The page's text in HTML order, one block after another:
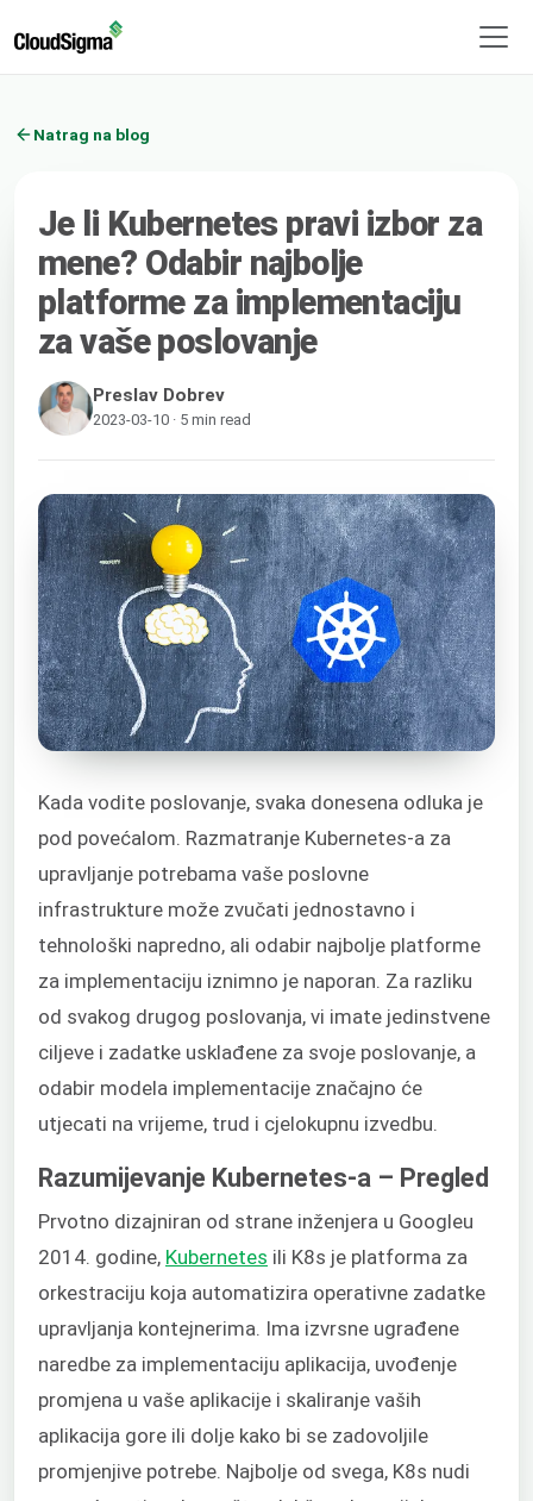
Natrag na blog
Je li Kubernetes pravi izbor za
mene? Odabir najbolje
platforme za implementaciju
za vaše poslovanje
Preslav Dobrev
2023-03-10 · 5 min read
Kada vodite poslovanje, svaka donesena odluka je
pod povećalom. Razmatranje Kubernetes-a za
upravljanje potrebama vaše poslovne
infrastrukture može zvučati jednostavno i
tehnološki napredno, ali odabir najbolje platforme
za implementaciju iznimno je naporan. Za razliku
od svakog drugog poslovanja, vi imate jedinstvene
ciljeve i zadatke usklađene za svoje poslovanje, a
odabir modela implementacije značajno će
utjecati na vrijeme, trud i cjelokupnu izvedbu.
Razumijevanje Kubernetes-a – Pregled
Prvotno dizajniran od strane inženjera u Googleu
2014. godine, Kubernetes ili K8s je platforma za
orkestraciju koja automatizira operativne zadatke
upravljanja kontejnerima. Ima izvrsne ugrađene
naredbe za implementaciju aplikacija, uvođenje
promjena u vaše aplikacije i skaliranje vaših
aplikacija gore ili dolje kako bi se zadovoljile
promjenjive potrebe. Najbolje od svega, K8s nudi